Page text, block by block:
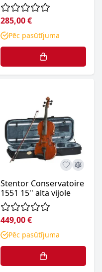
285,00 €
Pēc pasūtījuma
Stentor Conservatoire
1551 15'' alta vijole
449,00 €
Pēc pasūtījuma